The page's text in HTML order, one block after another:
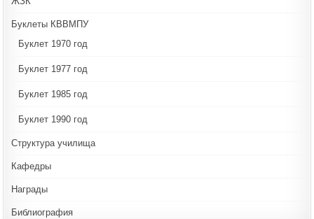
Буклеты КВВМПУ
Буклет 1970 год
Буклет 1977 год
Буклет 1985 год
Буклет 1990 год
Структура училища
Кафедры
Награды
Библиография